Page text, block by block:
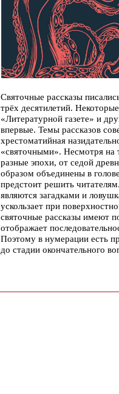
Святочные рассказы
трёх десятилетий.
«Литературной газете» и
впервые. Темы рассказов
хрестоматийная
«святочными». Несмотря на
разные эпохи, от седой
образом объединены в
предстоит решить
являются загадками и
ускользает при
святочные рассказы имеют
отображает
Поэтому в нумерации есть
до стадии окончательного